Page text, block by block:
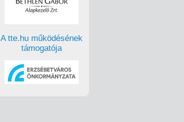
A tte.hu működésének
támogatója